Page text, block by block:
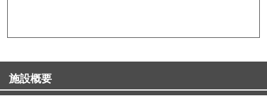
施設概要